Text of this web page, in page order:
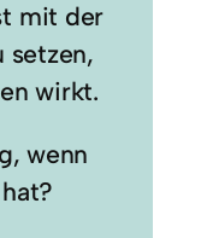
mit der
setzen,
wirkt.
wenn